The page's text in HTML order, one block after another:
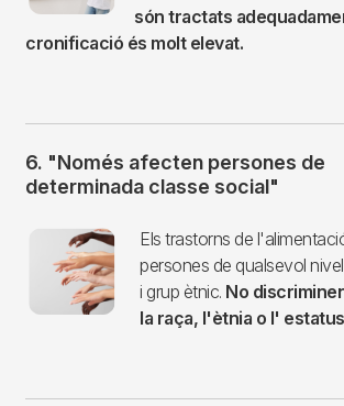
són tractats
cronificació és molt elevat.
6. "Només afecten persones de
determinada classe social"
Imagen
Els trastorns de
persones de qualsevol
i grup ètnic. No
la raça, l'ètnia o l'